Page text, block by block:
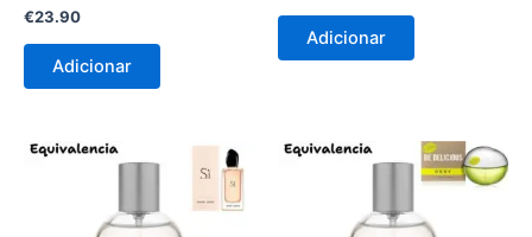
€23.90
Adicionar
Adicionar